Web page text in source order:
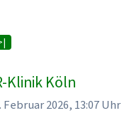
Klinik Köln
2026, 13:07 Uhr